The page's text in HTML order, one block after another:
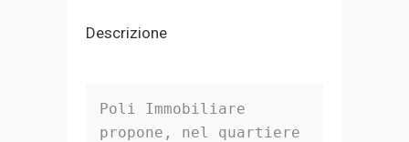
Descrizione
Poli Immobiliare
propone, nel quartiere